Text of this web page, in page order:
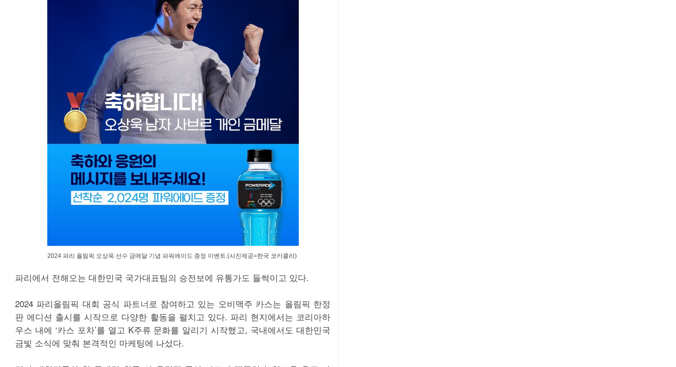
2024 파리 올림픽 오상욱 선수 금메달 기념 파워에이드 증정 이벤트.(사진제공=한국 코카콜라)
파리에서 전해오는 대한민국 국가대표팀의 승전보에 유통가도 들썩이고 있다.
2024 파리올림픽 대회 공식 파트너로 참여하고 있는 오비맥주 카스는 올림픽 한정
판 에디션 출시를 시작으로 다양한 활동을 펼치고 있다. 파리 현지에서는 코리아하
우스 내에 ‘카스 포차’를 열고 K주류 문화를 알리기 시작했고, 국내에서도 대한민국
금빛 소식에 맞춰 본격적인 마케팅에 나섰다.